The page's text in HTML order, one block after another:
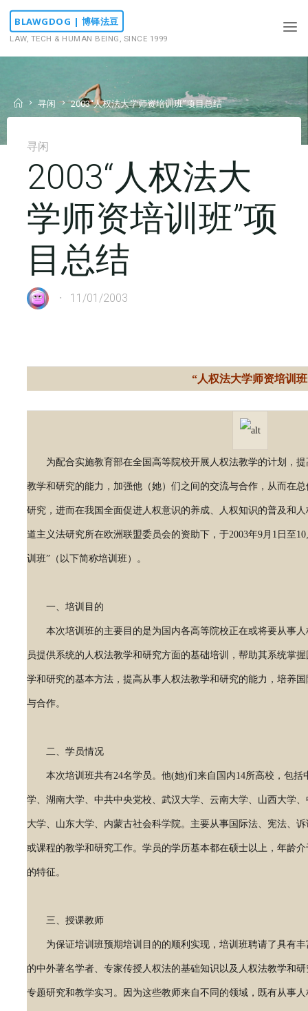
Skip
content
BLAWGDOG | 博铎法豆
LAW, TECH & HUMAN BEING, SINCE 1999
Home
寻闲 2003“人权法大学师资培训班”项目总结
寻闲
2003“人权法大
学师资培训班”项
目总结
11/01/2003
“人权法大学师资培训
为配合实施教育部在全国高等院校开展人权法教学的计划，提
教学和研究的能力，加强他（她）们之间的交流与合作，从而在
研究，进而在我国全面促进人权意识的养成、人权知识的普及和
道主义法研究所在欧洲联盟委员会的资助下，于2003年9月1日至
训班”（以下简称培训班）。
一、培训目的
本次培训班的主要目的是为国内各高等院校正在或将要从事人
员提供系统的人权法教学和研究方面的基础培训，帮助其系统掌
学和研究的基本方法，提高从事人权法教学和研究的能力，培养
与合作。
二、学员情况
本次培训班共有24名学员。他(她)们来自国内14所高校，包括
学、湖南大学、中共中央党校、武汉大学、云南大学、山西大学
大学、山东大学、内蒙古社会科学院。主要从事国际法、宪法、
或课程的教学和研究工作。学员的学历基本都在硕士以上，年龄
的特征。
三、授课教师
为保证培训班预期培训目的的顺利实现，培训班聘请了具有丰
的中外著名学者、专家传授人权法的基础知识以及人权法教学和
专题研究和教学实习。因为这些教师来自不同的领域，既有从事